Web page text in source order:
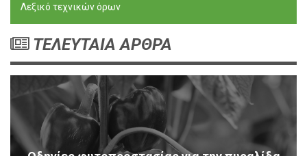
Λεξικό τεχνικών όρων
ΤΕΛΕΥΤΑΙΑ ΑΡΘΡΑ